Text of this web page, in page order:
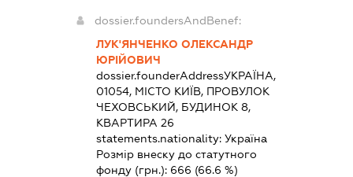
dossier.foundersAndBenef:
ЛУК'ЯНЧЕНКО ОЛЕКСАНДР
ЮРІЙОВИЧ
dossier.founderAddressУКРАЇНА,
01054, МІСТО КИЇВ, ПРОВУЛОК
ЧЕХОВСЬКИЙ, БУДИНОК 8,
КВАРТИРА 26
statements.nationality:Україна
Розмір внеску до статутного
фонду (грн.): 666 (66.6 %)